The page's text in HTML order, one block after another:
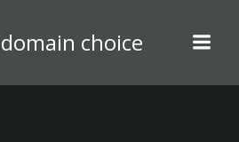
contentchoice